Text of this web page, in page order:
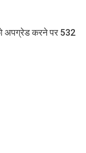
अपग्रेड करने पर 532